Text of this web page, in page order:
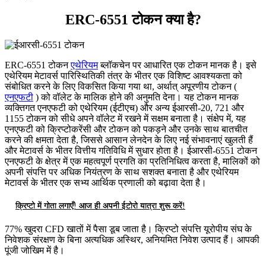
ERC-6551 टोकन क्या है?
ERC-6551 टोकनएथेरियमब्लॉकचेन पर आधारित एक टोकन मानक है। इसे
एथेरियम मेटावर्स पारिस्थितिकी तंत्र के भीतर एक विशिष्ट आवश्यकता को
संबोधित करने के लिए विकसित किया गया था, अर्थात् अपूरणीय टोकन (
एनएफटी ) को वॉलेट के मालिक होने की अनुमति देना। यह टोकन मानक
व्यक्तिगत एनएफटी को एथेरियम (ईटीएच) और अन्य ईआरसी-20, 721 और
1155 टोकन को सीधे अपने वॉलेट में रखने में सक्षम बनाता है। संक्षेप में, यह
एनएफटी को क्रिप्टोकरेंसी और टोकन को पकड़ने और उनके साथ बातचीत
करने की क्षमता देता है, जिससे आसान लेनदेन के लिए नई संभावनाएं खुलती हैं
और मेटावर्स के भीतर वित्तीय गतिविधि में सुधार होता है। ईआरसी-6551 टोकन
एनएफटी के क्षेत्र में एक महत्वपूर्ण प्रगति का प्रतिनिधित्व करता है, मालिकों को
अपनी संपत्ति पर अधिक नियंत्रण के साथ सशक्त बनाता है और एथेरियम
मेटावर्स के भीतर एक सभ्य आर्थिक प्रणाली को बढ़ावा देता है।
क्रिप्टो में गोता लगाएँ! आज ही अपनी ईटोरो यात्रा शुरू करें!
77% खुदरा CFD खातों में पैसा डूब जाता है। क्रिप्टो संपत्ति यूरोपीय संघ के
निवेशक संरक्षण के बिना अत्यधिक अस्थिर, अनियमित निवेश उत्पाद हैं। आपकी
पूंजी जोखिम में है।